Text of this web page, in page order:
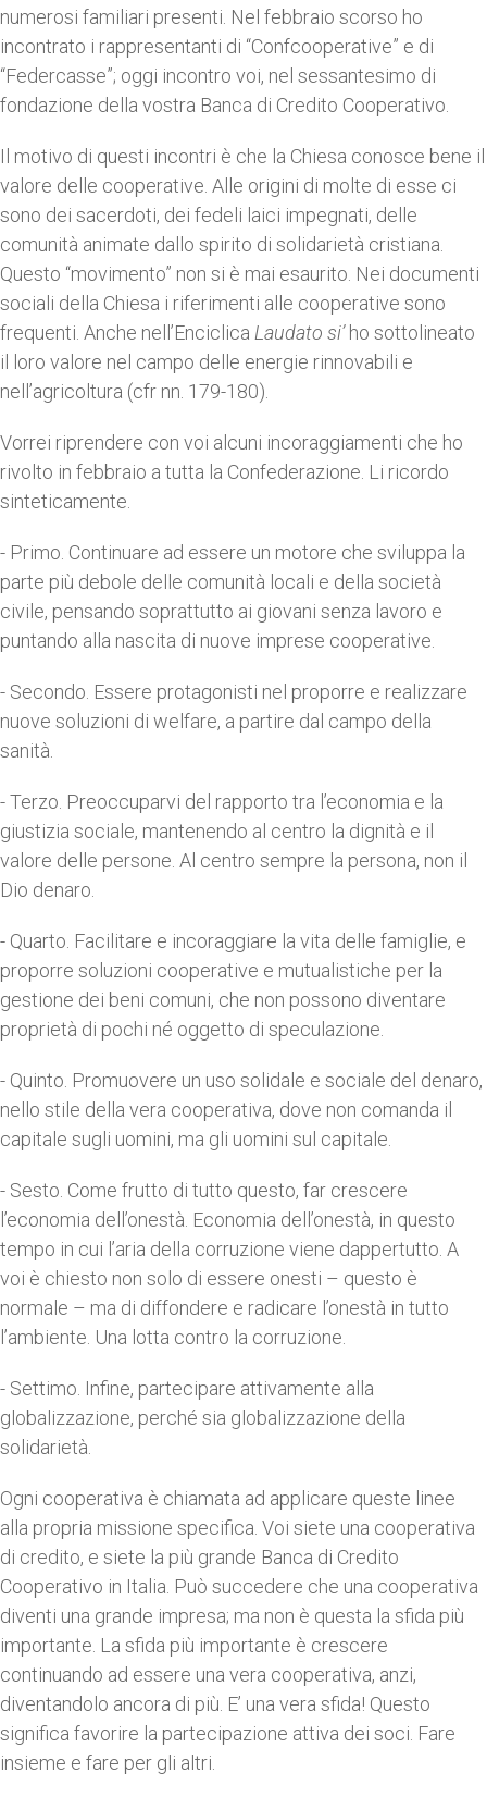
numerosi familiari presenti. Nel febbraio scorso ho
incontrato i rappresentanti di “Confcooperative” e di
“Federcasse”; oggi incontro voi, nel sessantesimo di
fondazione della vostra Banca di Credito Cooperativo.
Il motivo di questi incontri è che la Chiesa conosce bene il
valore delle cooperative. Alle origini di molte di esse ci
sono dei sacerdoti, dei fedeli laici impegnati, delle
comunità animate dallo spirito di solidarietà cristiana.
Questo “movimento” non si è mai esaurito. Nei documenti
sociali della Chiesa i riferimenti alle cooperative sono
frequenti. Anche nell’Enciclica Laudato si’ho sottolineato
il loro valore nel campo delle energie rinnovabili e
nell’agricoltura (cfr nn. 179-180).
Vorrei riprendere con voi alcuni incoraggiamenti che ho
rivolto in febbraio a tutta la Confederazione. Li ricordo
sinteticamente.
- Primo. Continuare ad essere un motore che sviluppa la
parte più debole delle comunità locali e della società
civile, pensando soprattutto ai giovani senza lavoro e
puntando alla nascita di nuove imprese cooperative.
- Secondo. Essere protagonisti nel proporre e realizzare
nuove soluzioni di welfare, a partire dal campo della
sanità.
- Terzo. Preoccuparvi del rapporto tra l’economia e la
giustizia sociale, mantenendo al centro la dignità e il
valore delle persone. Al centro sempre la persona, non il
Dio denaro.
- Quarto. Facilitare e incoraggiare la vita delle famiglie, e
proporre soluzioni cooperative e mutualistiche per la
gestione dei beni comuni, che non possono diventare
proprietà di pochi né oggetto di speculazione.
- Quinto. Promuovere un uso solidale e sociale del denaro,
nello stile della vera cooperativa, dove non comanda il
capitale sugli uomini, ma gli uomini sul capitale.
- Sesto. Come frutto di tutto questo, far crescere
l’economia dell’onestà. Economia dell’onestà, in questo
tempo in cui l’aria della corruzione viene dappertutto. A
voi è chiesto non solo di essere onesti – questo è
normale – ma di diffondere e radicare l’onestà in tutto
l’ambiente. Una lotta contro la corruzione.
- Settimo. Infine, partecipare attivamente alla
globalizzazione, perché sia globalizzazione della
solidarietà.
Ogni cooperativa è chiamata ad applicare queste linee
alla propria missione specifica. Voi siete una cooperativa
di credito, e siete la più grande Banca di Credito
Cooperativo in Italia. Può succedere che una cooperativa
diventi una grande impresa; ma non è questa la sfida più
importante. La sfida più importante è crescere
continuando ad essere una vera cooperativa, anzi,
diventandolo ancora di più. E’ una vera sfida! Questo
significa favorire la partecipazione attiva dei soci. Fare
insieme e fare per gli altri.